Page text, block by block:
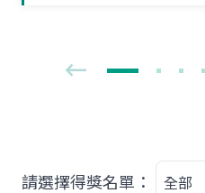
請選擇得獎名單：